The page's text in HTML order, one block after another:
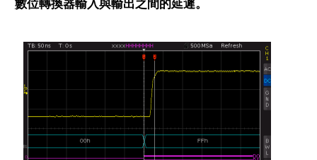
數位轉換器輸入與輸出之間的延遲。